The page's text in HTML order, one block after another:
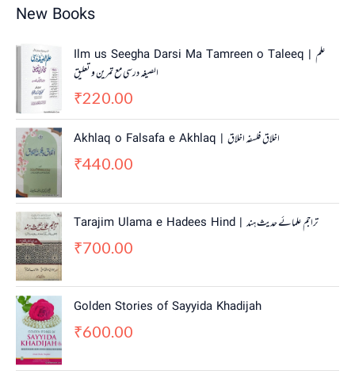
New Books
Ilm us Seegha Darsi Ma Tamreen o Taleeq | علم
الصیغہ درسی مع تمرین و تعلیق
₹220.00
Akhlaq o Falsafa e Akhlaq | اخلاق فلسفہ اخلاق
₹440.00
Tarajim Ulama e Hadees Hind | تراجم علمائے حديث ہند
₹700.00
Golden Stories of Sayyida Khadijah
₹600.00